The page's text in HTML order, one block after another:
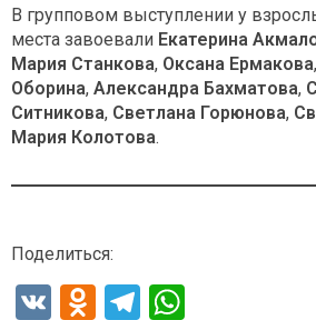
В групповом выступлении у
места завоевали Екатерина
Мария Станкова, Оксана Ермакова,
Оборина, Александра Бахматова,
Ситникова, Светлана Горюнова,
Мария Колотова.
Поделиться:
V
O
T